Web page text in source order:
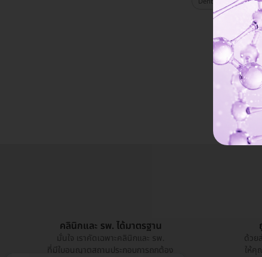
คลินิกและ รพ. ได้มาตรฐาน
มั่นใจ เราคัดเฉพาะคลินิกและ รพ.
ที่มีใบอนุญาตสถานประกอบการถูกต้อง
ด้วย
ให้คุ